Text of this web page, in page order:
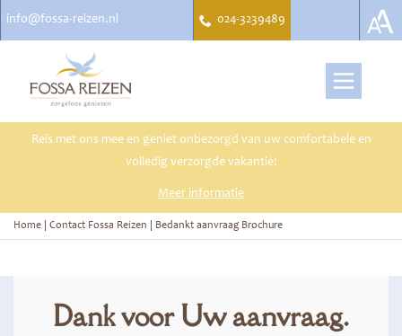
024-3239489
info@fossa-reizen.nl
Reis met ons mee en geniet onbezorgd van uw comfortabele en
volledig verzorgde vakantie!
Meer informatie
Home Contact Fossa Reizen Bedankt aanvraag Brochure
Dank voor Uw aanvraag.